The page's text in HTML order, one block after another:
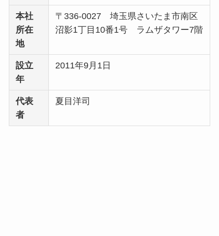
本社
所在
地
〒336-0027 埼玉県さいたま市南区
沼影1丁目10番1号 ラムザタワー7階
設立
年
2011年9月1日
代表
者
夏目洋司